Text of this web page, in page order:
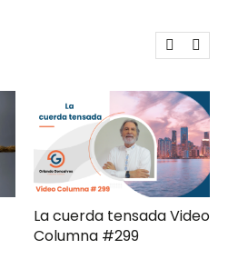
Gerencia de campaña
moderna Clave ComPol